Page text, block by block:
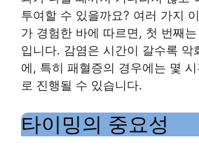
투여할 수 있을까요? 여러 가지
가 경험한 바에 따르면, 첫 번째
입니다. 감염은 시간이 갈수록 악
에, 특히 패혈증의 경우에는 몇
로 진행될 수 있습니다.
타이밍의 중요성